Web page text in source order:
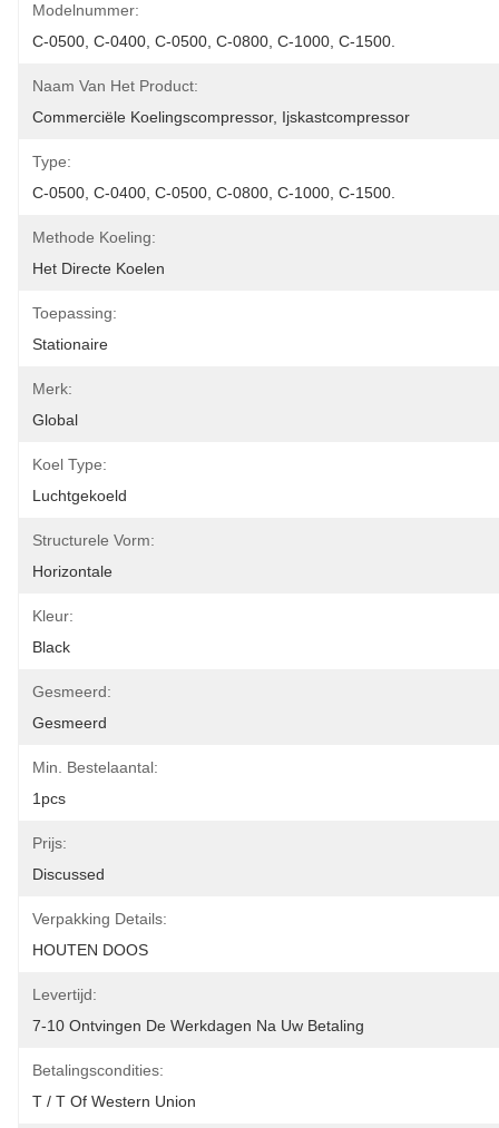
Modelnummer:
C-0500, C-0400, C-0500, C-0800, C-1000, C-1500.
Naam Van Het Product:
Commerciële Koelingscompressor, Ijskastcompressor
Type:
C-0500, C-0400, C-0500, C-0800, C-1000, C-1500.
Methode Koeling:
Het Directe Koelen
Toepassing:
Stationaire
Merk:
Global
Koel Type:
Luchtgekoeld
Structurele Vorm:
Horizontale
Kleur:
Black
Gesmeerd:
Gesmeerd
Min. Bestelaantal:
1pcs
Prijs:
Discussed
Verpakking Details:
HOUTEN DOOS
Levertijd:
7-10 Ontvingen De Werkdagen Na Uw Betaling
Betalingscondities:
T / T Of Western Union